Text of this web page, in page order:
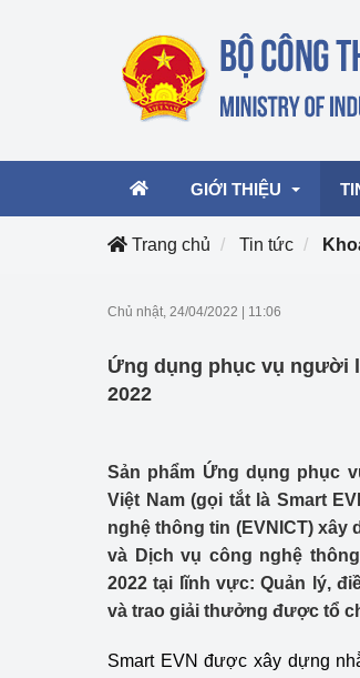
GIỚI THIỆU
Trang chủ Tin tức
Chủ nhật, 24/04/2022 11:06
Ứng dụng phục vụ người
2022
Sản phẩm Ứng dụng phục
Việt Nam (gọi tắt là Smart
nghệ thông tin (EVNICT)
và Dịch vụ công nghệ
2022 tại lĩnh vực: Quản lý,
và trao giải thưởng được tổ
Smart EVN được xây dựng